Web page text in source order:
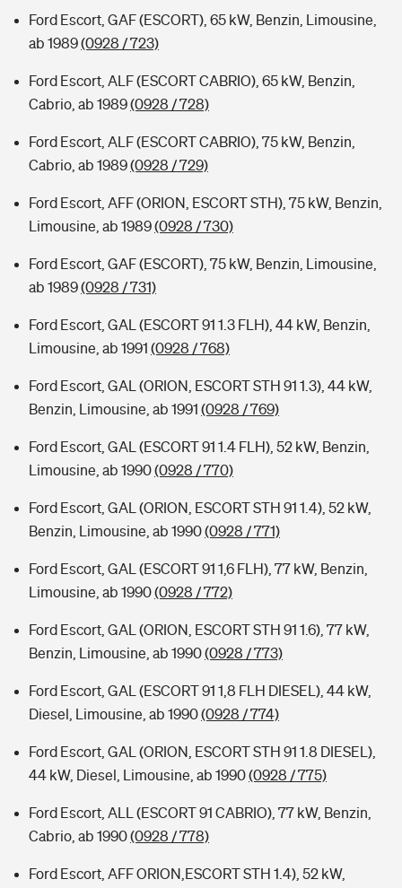
Ford Escort, GAF (ESCORT), 65 kW, Benzin, Limousine,
ab 1989(0928 / 723)
Ford Escort, ALF (ESCORT CABRIO), 65 kW, Benzin,
Cabrio, ab 1989(0928 / 728)
Ford Escort, ALF (ESCORT CABRIO), 75 kW, Benzin,
Cabrio, ab 1989(0928 / 729)
Ford Escort, AFF (ORION, ESCORT STH), 75 kW, Benzin,
Limousine, ab 1989(0928 / 730)
Ford Escort, GAF (ESCORT), 75 kW, Benzin, Limousine,
ab 1989(0928 / 731)
Ford Escort, GAL (ESCORT 91 1.3 FLH), 44 kW, Benzin,
Limousine, ab 1991 (0928 / 768)
Ford Escort, GAL (ORION, ESCORT STH 91 1.3), 44 kW,
Benzin, Limousine, ab 1991 (0928 / 769)
Ford Escort, GAL (ESCORT 91 1.4 FLH), 52 kW, Benzin,
Limousine, ab 1990(0928 / 770)
Ford Escort, GAL (ORION, ESCORT STH 91 1.4), 52 kW,
Benzin, Limousine, ab 1990(0928 / 771)
Ford Escort, GAL (ESCORT 91 1,6 FLH), 77 kW, Benzin,
Limousine, ab 1990(0928 / 772)
Ford Escort, GAL (ORION, ESCORT STH 91 1.6), 77 kW,
Benzin, Limousine, ab 1990(0928 / 773)
Ford Escort, GAL (ESCORT 91 1,8 FLH DIESEL), 44 kW,
Diesel, Limousine, ab 1990(0928 / 774)
Ford Escort, GAL (ORION, ESCORT STH 91 1.8 DIESEL),
44 kW, Diesel, Limousine, ab 1990(0928 / 775)
Ford Escort, ALL (ESCORT 91 CABRIO), 77 kW, Benzin,
Cabrio, ab 1990(0928 / 778)
Ford Escort, AFF ORION,ESCORT STH 1.4), 52 kW,